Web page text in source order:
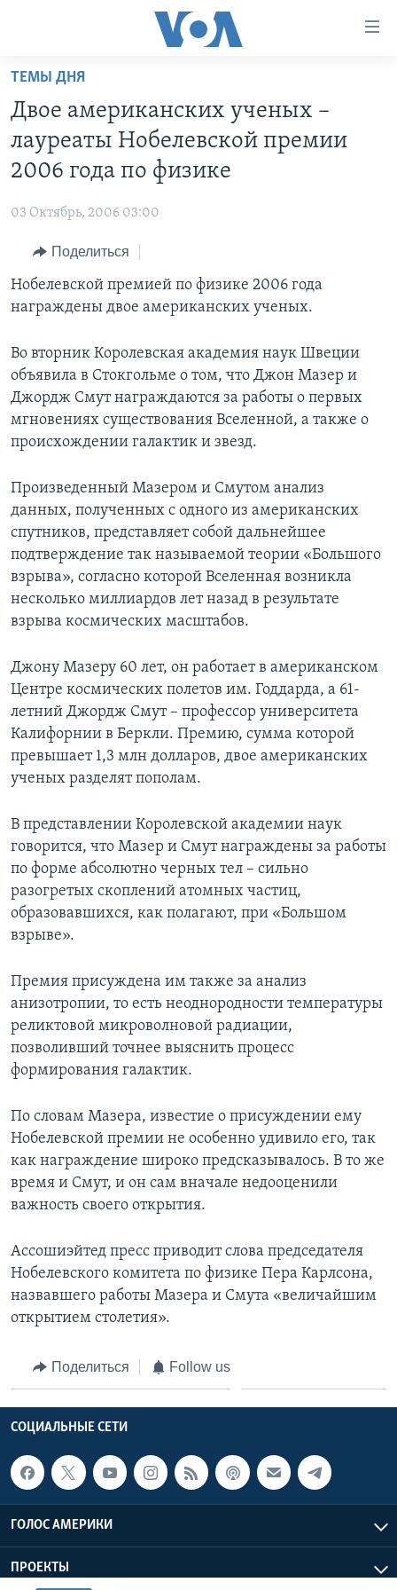
Перейти
основной
контент
Перейти
основной
навигации
Перейти
поиск
ПРОГРАММЫ
ИТОГИ
ПОЧЕМУ ЭТО ВАЖНО?
ДИСКУССИЯ VOA
ДЕТАЛИ
НЬЮ-ЙОРК NEW YORK
АМЕРИКА. БОЛЬШОЕ ПУТЕШЕСТВИЕ
ПРОЕКТЫ
НАША АМЕРИКАНСКАЯ ИСТОРИЯ
А КАК В АМЕРИКЕ?
АРТЕФАКТЫ
АМЕРИКАНСКИЕ ГОРОДКИ
ТЕСТЫ
ИНТЕРВЬЮ
ФАКТЫ ПРОТИВ ФЕЙКОВ
ЗА СВОБОДУ ПРЕССЫ
УЧИМ АНГЛИЙСКИЙ
ВИДЕО
ПОДПИСКА НА НОВОСТИ
Learning English
Языки
ТЕМЫ ДНЯ
Двое американских ученых –
лауреаты Нобелевской премии
2006 года по физике
03 Октябрь, 2006 03:00
Поделиться
Нобелевской премией по физике 2006 года
награждены двое американских ученых.
Во вторник Королевская академия наук Швеции
объявила в Стокгольме о том, что Джон Мазер и
Джордж Смут награждаются за работы о первых
мгновениях существования Вселенной, а также о
происхождении галактик и звезд.
Произведенный Мазером и Смутом анализ
данных, полученных с одного из американских
спутников, представляет собой дальнейшее
подтверждение так называемой теории «Большого
взрыва», согласно которой Вселенная возникла
несколько миллиардов лет назад в результате
взрыва космических масштабов.
Джону Мазеру 60 лет, он работает в американском
Центре космических полетов им. Годдарда, а 61-
летний Джордж Смут – профессор университета
Калифорнии в Беркли. Премию, сумма которой
превышает 1,3 млн долларов, двое американских
ученых разделят пополам.
В представлении Королевской академии наук
говорится, что Мазер и Смут награждены за работы
по форме абсолютно черных тел – сильно
разогретых скоплений атомных частиц,
образовавшихся, как полагают, при «Большом
взрыве».
Премия присуждена им также за анализ
анизотропии, то есть неоднородности температуры
реликтовой микроволновой радиации,
позволивший точнее выяснить процесс
формирования галактик.
По словам Мазера, известие о присуждении ему
Нобелевской премии не особенно удивило его, так
как награждение широко предсказывалось. В то же
время и Смут, и он сам вначале недооценили
важность своего открытия.
Ассошиэйтед пресс приводит слова председателя
Нобелевского комитета по физике Пера Карлсона,
назвавшего работы Мазера и Смута «величайшим
открытием столетия».
Поделиться Follow us
СОЦИАЛЬНЫЕ СЕТИ
ГОЛОС АМЕРИКИ
ПРОЕКТЫ